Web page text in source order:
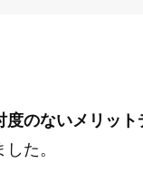
度のないメリッ
た。